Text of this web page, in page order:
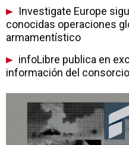
Investigate Europe
conocidas operaciones
armamentístico
infoLibre publica en
información del